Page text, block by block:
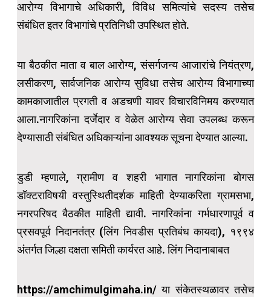
आरोग्य विभागाचे अधिकारी, विविध समित्यांचे सदस्य तसेच
संबंधित इतर विभागांचे प्रतिनिधी उपस्थित होते.
या बैठकीत माता व बाल आरोग्य, संसर्गजन्य आजारांचे नियंत्रण,
लसीकरण, सार्वजनिक आरोग्य सुविधा तसेच आरोग्य विभागाच्या
कामकाजातील प्रगती व अडचणी यावर विचारविनिमय करण्यात
आला.नागरिकांना दर्जेदार व वेळेत आरोग्य सेवा उपलब्ध करून
देण्यासाठी संबंधित अधिकाऱ्यांना आवश्यक सूचना देण्यात आल्या.
डुडी म्हणाले, ग्रामीण व शहरी भागात नागरिकांना बोगस
डॉक्टराविषयी वस्तुस्थितीदर्शक माहिती देण्याकरिता ग्रामसभा,
नगरपरिषद बैठकीत माहिती द्यावी. नागरिकांना गर्भधारणापूर्व व
प्रसवपूर्व निदानतंत्र (लिंग निवडीस प्रतिबंध कायदा), १९९४
अंतर्गत जिल्हा दक्षता समिती कार्यरत आहे. लिंग निदानाबाबत
https://amchimulgimaha.in/ या संकेतस्थळावर तसेच